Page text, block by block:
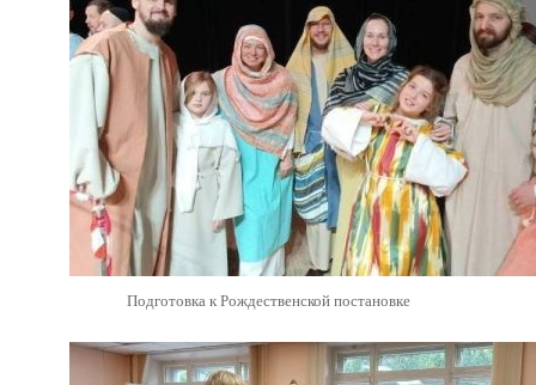
Подготовка к Рождественской постановке